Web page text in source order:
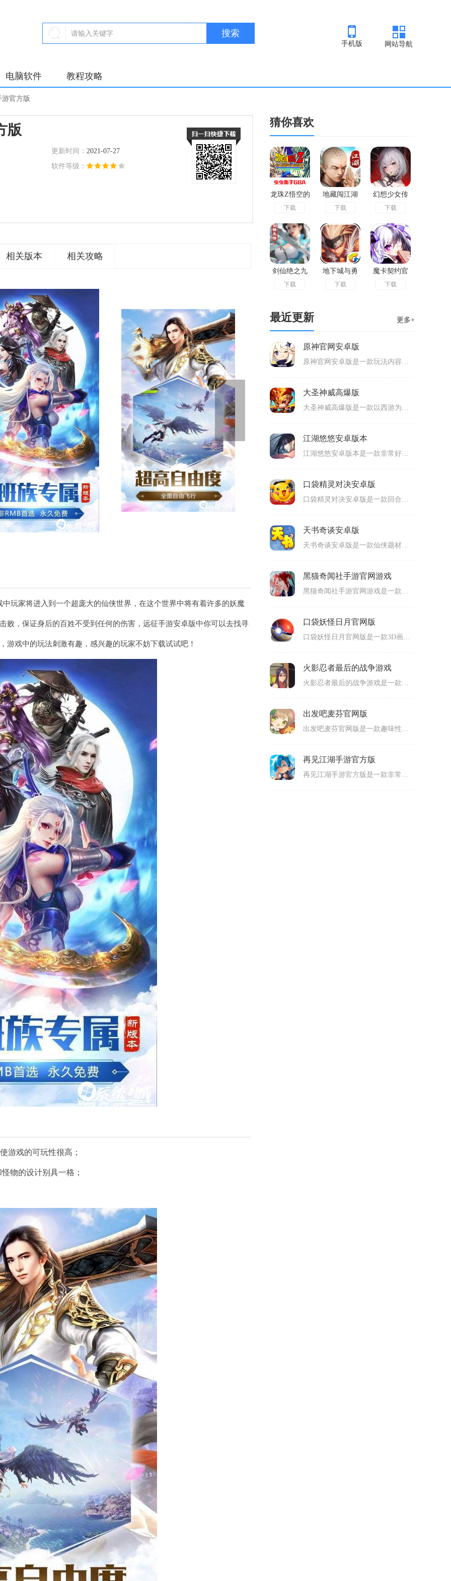
手机版 网站导航
电脑软件 教程攻略
游官方版
版
更新时间： 2021-07-27
软件等级：
相关版本 相关攻略
玩家将进入到一个超庞大的仙侠世界，在这个世界中将有着许多的妖魔
败，保证身后的百姓不受到任何的伤害，远征手游安卓版中你可以去找寻
戏中的玩法刺激有趣，感兴趣的玩家不妨下载试试吧！
游戏的可玩性很高；
物的设计别具一格；
猜你喜欢
龙珠Z悟空的
遗产2中文版
下载
地藏闯江湖
官网版
下载
幻想少女传
官方版
下载
剑仙绝之九
灵神域安卓
下载
地下城与勇
士手游体验
下载
魔卡契约官
网版
下载
最近更新 更多+
原神官网安卓版
原神官网安卓版是一款玩法内容都很丰富的二次元游戏，玩家可以在开放式的世界里面进行冒险，有很多精彩的剧情可以体验，完成这些任务来解锁更多的内容，提升等级可以解锁新的功能，而且玩家还能够通过召唤来得到强大的伙伴，在地图上面也可以自由行动，可玩性很高。
大圣神威高爆版
大圣神威高爆版是一款以西游为背景的mmo角色扮演游戏，玩家可以在上面游玩精彩的内容，玩家可以操作自己选择的角色来开始冒险，跟随主线剧情来挑战，完成剧情任务来得到奖励，让角色快速升级，解锁更多的游戏内容。另外，玩家还能够领取非常多的福利，适合很多玩家游玩。
江湖悠悠安卓版本
江湖悠悠安卓版本是一款非常好玩的武侠角色扮演游戏，玩家可以在上面体验精彩的武侠剧情，完成热血的江湖挑战，有非常多的任务和成就可以完成，通过这些任务和成就可以得到非常多的经验值和金币以及装备等奖励，利用这些奖励来不断提升角色的战斗力，可玩性很高。
口袋精灵对决安卓版
口袋精灵对决安卓版是一款回合制rpg对战的策略战斗类手机游戏，采用卡通风格的游戏画面，玩家可以使用不同的精灵来进行对战，精灵拥有不同的属性，属性之间拥有克制的关键，玩家在战斗的时候就需要使用属性克制的关系，通过克制的属性来更容易击败对手，可玩性高。
天书奇谈安卓版
天书奇谈安卓版是一款仙侠题材的角色扮演类手机游戏，结合了丰富的游戏元素，玩家可以在上面体验到mmorpg的内容，在开局的时候能够选择自己的角色，有多个角色能够进行选择，每个角色的玩法和技能都是完全不同的，玩家还能够获得强大的宠物以及坐骑，可玩性很高。
黑猫奇闻社手游官网游戏
黑猫奇闻社手游官网游戏是一款剧情很精彩的角色扮演剧情互动类游戏，玩家可以在上面进行侦探解密的挑战，有非常多的剧情和案件能够体验，根据剧情来完成解密的挑战，完全全部的解密就可以得到丰富的奖励。游戏的画面和特效十分精美，视觉效果非常好，适合很多玩家游玩。
口袋妖怪日月官网版
口袋妖怪日月官网版是一款3D画面的精灵养成对战类手机游戏，采用经典的回合制对战玩法，拥有一百多种精灵能够蝴蝶，玩家可以在地图上面和精灵对战也可以和其他npc进行精灵对战，派遣自己拥有的精灵来进行战斗，选择要释放技能来击败对手的精灵，适合很多玩家游玩。
火影忍者最后的战争游戏
火影忍者最后的战争游戏是一款以火影忍者为主要内容的角色扮演剧情冒险类手机游戏，拥有清新的游戏画面，玩家要操作忍者来进行剧情战斗，参与到各种战斗里面，完成任务来得到奖励，通过让角色升级以及穿戴装备还有学习忍术来不断提升战斗力，适合很多玩家游玩。
出发吧麦芬官网版
出发吧麦芬官网版是一款趣味性十足的手机冒险放置RPG类型游戏，出发吧麦芬最新版拥有着卡通清新的可爱游戏画风，休闲轻松的放置玩法，让玩家们在这里开启全新的异世界之旅。游戏里，玩家们需要通过宠物的养成，来帮助自己完成各种精彩战斗。而且，还为玩家们精心设置了丰富的任务以及挑战关卡，让玩家们感受不一样的冒险乐趣哦。感兴趣的玩家们，那就快来下载体验吧！
再见江湖手游官方版
再见江湖手游官方版是一款非常好玩的手机武侠养成冒险类游戏，再见江湖手机版采用了Q版卡通风格的游戏画面，游戏中为玩家们提供了丰富的角色以及多样化的职业，玩家们可以根据自己的喜好来进行选择哦，然后开启专属自己的冒险之旅。游戏中玩家们需要完成各种各样的挑战任务，还可以与其他玩家进行组队，一同挑战强大的boss，可玩性还是很高的。喜欢的玩家们，不妨也来下载尝试看看呀！